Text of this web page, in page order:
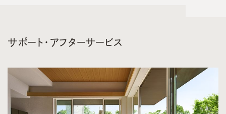
サポート・アフターサービス